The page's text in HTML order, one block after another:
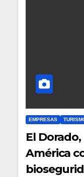
EMPRESAS
El
América con cinco